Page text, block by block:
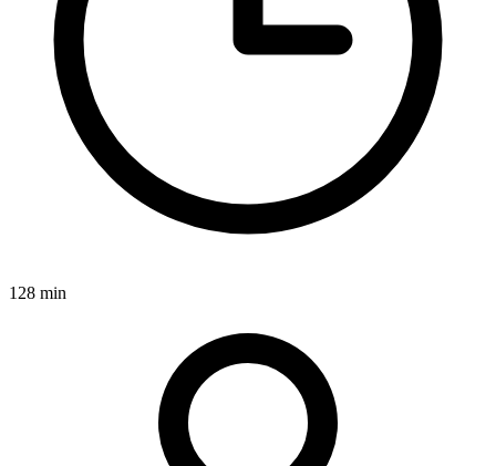
128 min